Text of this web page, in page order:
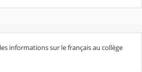
informations sur le français au collège